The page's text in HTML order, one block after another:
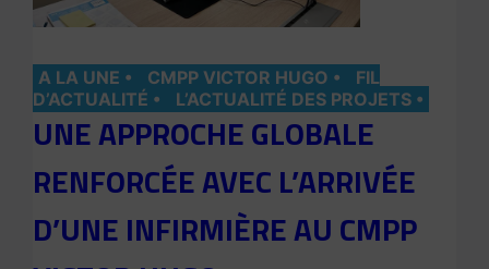
A LA UNE CMPP VICTOR HUGO
FIL
D’ACTUALITÉ
L’ACTUALITÉ DES PROJETS
UNE APPROCHE GLOBALE
RENFORCÉE AVEC L’ARRIVÉE
D’UNE INFIRMIÈRE AU CMPP